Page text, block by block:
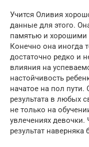
Учится Оливия
данные для этого.
памятью и хорошими
Конечно она иногда
достаточно редко и
влияния на
настойчивость
начатое на пол пути.
результата в любых
не только на
увлечениях
результат наверняка